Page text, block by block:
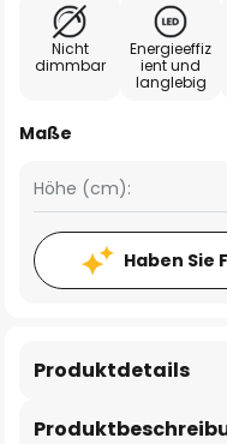
Nicht
dimmbar
Energieeffiz
ient und
langlebig
Maße
Höhe (cm):
Haben Sie
Produktdetails